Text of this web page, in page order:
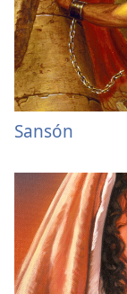
Sansón